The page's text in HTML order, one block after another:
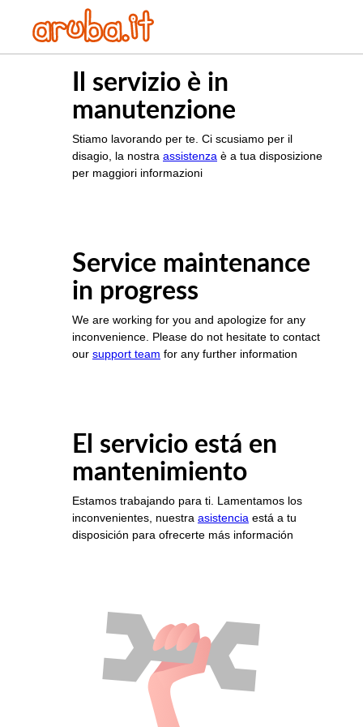
Il servizio è in
manutenzione
Stiamo lavorando per te. Ci scusiamo per il
disagio, la nostra assistenza è a tua disposizione
per maggiori informazioni
Service maintenance
in progress
We are working for you and apologize for any
inconvenience. Please do not hesitate to contact
our support team for any further information
El servicio está en
mantenimiento
Estamos trabajando para ti. Lamentamos los
inconvenientes, nuestra asistencia está a tu
disposición para ofrecerte más información